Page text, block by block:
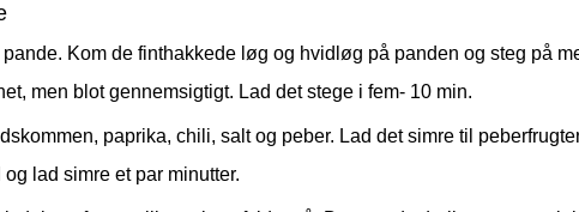
Kom de finthakkede løg og hvidløg på panden og steg på
men blot gennemsigtigt. Lad det stege i fem- 10 min.
paprika, chili, salt og peber. Lad det simre til
lad simre et par minutter.